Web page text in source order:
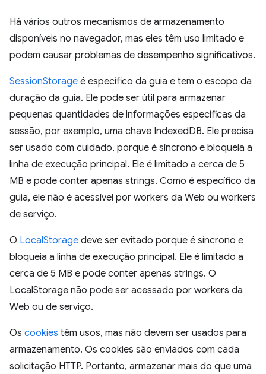
Há vários outros mecanismos de armazenamento
disponíveis no navegador, mas eles têm uso limitado e
podem causar problemas de desempenho significativos.
SessionStorage é específico da guia e tem o escopo da
duração da guia. Ele pode ser útil para armazenar
pequenas quantidades de informações específicas da
sessão, por exemplo, uma chave IndexedDB. Ele precisa
ser usado com cuidado, porque é síncrono e bloqueia a
linha de execução principal. Ele é limitado a cerca de 5
MB e pode conter apenas strings. Como é específico da
guia, ele não é acessível por workers da Web ou workers
de serviço.
O LocalStorage deve ser evitado porque é síncrono e
bloqueia a linha de execução principal. Ele é limitado a
cerca de 5 MB e pode conter apenas strings. O
LocalStorage não pode ser acessado por workers da
Web ou de serviço.
Os cookies têm usos, mas não devem ser usados para
armazenamento. Os cookies são enviados com cada
solicitação HTTP. Portanto, armazenar mais do que uma